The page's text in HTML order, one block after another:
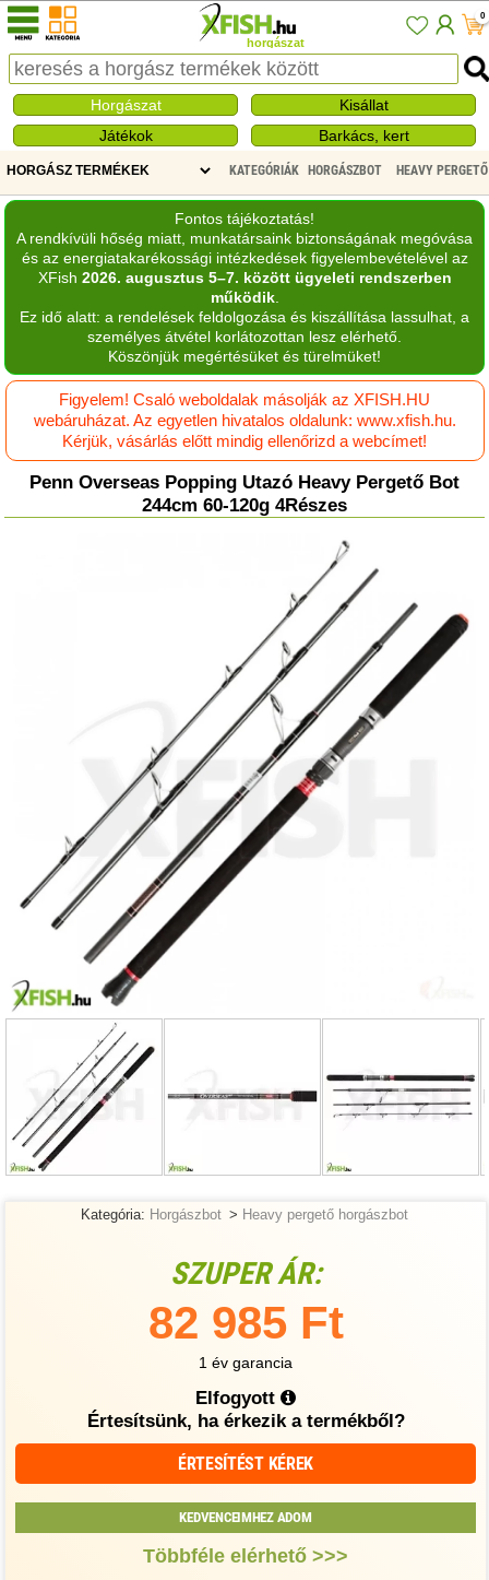
horgászat
0
Horgászat
Kisállat
Játékok
Barkács, kert
KATEGÓRIÁK HORGÁSZBOT HEAVY
Fontos tájékoztatás!
A rendkívüli hőség miatt, munkatársaink biztonságának megóvása
és az energiatakarékossági intézkedések figyelembevételével az
XFish 2026. augusztus 5–7. között ügyeleti rendszerben
működik.
Ez idő alatt: a rendelések feldolgozása és kiszállítása lassulhat, a
személyes átvétel korlátozottan lesz elérhető.
Köszönjük megértésüket és türelmüket!
Figyelem! Csaló weboldalak másolják az XFISH.HU
webáruházat. Az egyetlen hivatalos oldalunk: www.xfish.hu.
Kérjük, vásárlás előtt mindig ellenőrizd a webcímet!
Penn Overseas Popping Utazó Heavy Pergető Bot
244cm 60-120g 4Részes
Kategória: Horgászbot > Heavy pergető horgászbot
SZUPER ÁR:
82 985 Ft
1 év garancia
Elfogyott
Értesítsünk, ha érkezik a termékből?
ÉRTESÍTÉST KÉREK
KEDVENCEIMHEZ ADOM
Többféle elérhető >>>